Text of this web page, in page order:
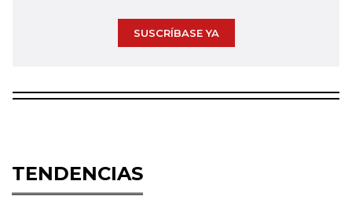
SUSCRÍBASE YA
TENDENCIAS